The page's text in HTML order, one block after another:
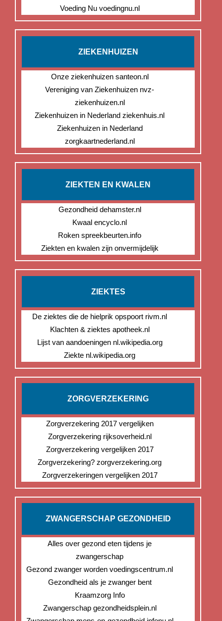
Voeding Nu voedingnu.nl
ZIEKENHUIZEN
Onze ziekenhuizen santeon.nl
Vereniging van Ziekenhuizen nvz-
ziekenhuizen.nl
Ziekenhuizen in Nederland ziekenhuis.nl
Ziekenhuizen in Nederland
zorgkaartnederland.nl
ZIEKTEN EN KWALEN
Gezondheid dehamster.nl
Kwaal encyclo.nl
Roken spreekbeurten.info
Ziekten en kwalen zijn onvermijdelijk
ZIEKTES
De ziektes die de hielprik opspoort rivm.nl
Klachten & ziektes apotheek.nl
Lijst van aandoeningen nl.wikipedia.org
Ziekte nl.wikipedia.org
ZORGVERZEKERING
Zorgverzekering 2017 vergelijken
Zorgverzekering rijksoverheid.nl
Zorgverzekering vergelijken 2017
Zorgverzekering? zorgverzekering.org
Zorgverzekeringen vergelijken 2017
ZWANGERSCHAP GEZONDHEID
Alles over gezond eten tijdens je
zwangerschap
Gezond zwanger worden voedingscentrum.nl
Gezondheid als je zwanger bent
Kraamzorg Info
Zwangerschap gezondheidsplein.nl